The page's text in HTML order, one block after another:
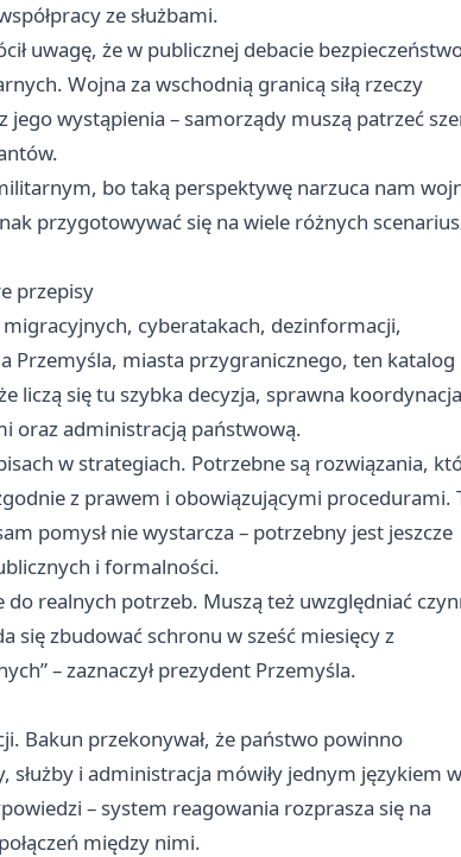
ze służbami.
uwagę, że w publicznej debacie
Wojna za wschodnią granicą siłą rzeczy
wystąpienia – samorządy muszą patrzeć
bo taką perspektywę narzuca nam
przygotowywać się na wiele różnych
przepisy
cyberatakach, dezinformacji,
Przemyśla, miasta przygranicznego, ten katalog
liczą się tu szybka decyzja, sprawna
oraz administracją państwową.
w strategiach. Potrzebne są rozwiązania,
z prawem i obowiązującymi procedurami.
pomysł nie wystarcza – potrzebny jest jeszcze
i formalności.
realnych potrzeb. Muszą też uwzględniać
się zbudować schronu w sześć miesięcy z
– zaznaczył prezydent Przemyśla.
Bakun przekonywał, że państwo powinno
służby i administracja mówiły jednym językiem w
– system reagowania rozprasza się na
między nimi.